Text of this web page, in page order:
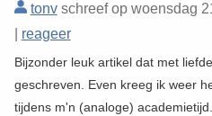
tonvschreef op woensdag
reageer
Bijzonder leuk artikel dat met
geschreven. Even kreeg ik weer
tijdens m'n (analoge)